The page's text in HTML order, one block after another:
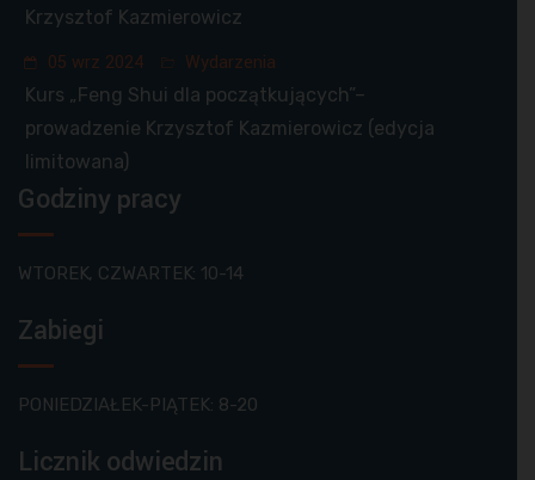
Krzysztof Kazmierowicz
05 wrz 2024 Wydarzenia
Kurs „Feng Shui dla początkujących”–
prowadzenie Krzysztof Kazmierowicz (edycja
limitowana)
Godziny pracy
WTOREK, CZWARTEK: 10-14
Zabiegi
PONIEDZIAŁEK-PIĄTEK: 8-20
Licznik odwiedzin